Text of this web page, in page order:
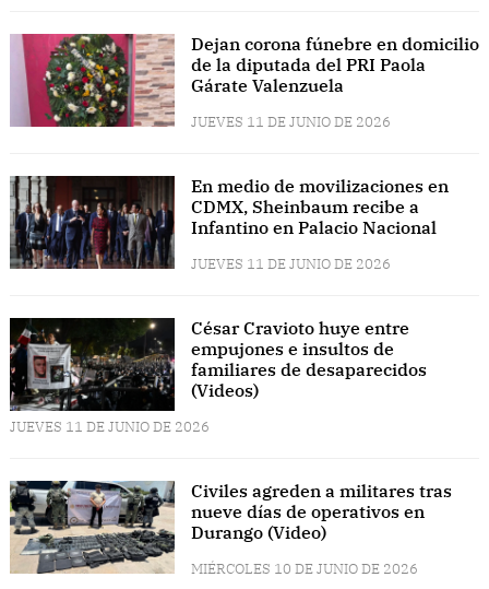
Dejan corona fúnebre en domicilio
de la diputada del PRI Paola
Gárate Valenzuela
JUEVES 11 DE JUNIO DE 2026
En medio de movilizaciones en
CDMX, Sheinbaum recibe a
Infantino en Palacio Nacional
JUEVES 11 DE JUNIO DE 2026
César Cravioto huye entre
empujones e insultos de
familiares de desaparecidos
(Videos)
JUEVES 11 DE JUNIO DE 2026
Civiles agreden a militares tras
nueve días de operativos en
Durango (Video)
MIÉRCOLES 10 DE JUNIO DE 2026